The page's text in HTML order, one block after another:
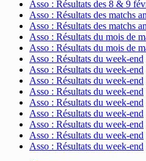
Asso : Résultats des 8 & 9
Asso : Résultats des matchs
Asso : Résultats des matchs
Asso : Résultats du mois de
Asso : Résultats du mois de
Asso : Résultats du week-end
Asso : Résultats du week-end
Asso : Résultats du week-end
Asso : Résultats du week-end
Asso : Résultats du week-end
Asso : Résultats du week-end
Asso : Résultats du week-end
Asso : Résultats du week-end
Asso : Résultats du week-end